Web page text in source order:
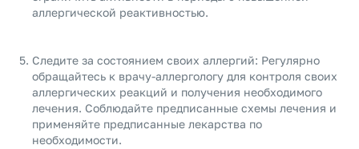
аллергической реактивностью.
Следите за состоянием своих аллергий: Регулярно
обращайтесь к врачу-аллергологу для контроля своих
аллергических реакций и получения необходимого
лечения. Соблюдайте предписанные схемы лечения и
применяйте предписанные лекарства по
необходимости.